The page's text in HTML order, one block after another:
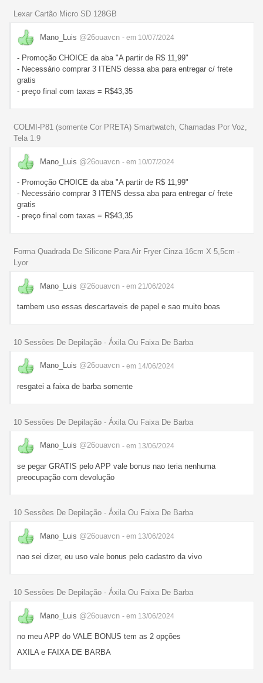
Lexar Cartão Micro SD 128GB
Mano_Luis @26ouavcn - em 10/07/2024
- Promoção CHOICE da aba "A partir de R$ 11,99"
- Necessário comprar 3 ITENS dessa aba para entregar c/ frete
gratis
- preço final com taxas = R$43,35
COLMI-P81 (somente Cor PRETA) Smartwatch, Chamadas Por Voz,
Tela 1.9
Mano_Luis @26ouavcn - em 10/07/2024
- Promoção CHOICE da aba "A partir de R$ 11,99"
- Necessário comprar 3 ITENS dessa aba para entregar c/ frete
gratis
- preço final com taxas = R$43,35
Forma Quadrada De Silicone Para Air Fryer Cinza 16cm X 5,5cm -
Lyor
Mano_Luis @26ouavcn - em 21/06/2024
tambem uso essas descartaveis de papel e sao muito boas
10 Sessões De Depilação - Áxila Ou Faixa De Barba
Mano_Luis @26ouavcn - em 14/06/2024
resgatei a faixa de barba somente
10 Sessões De Depilação - Áxila Ou Faixa De Barba
Mano_Luis @26ouavcn - em 13/06/2024
se pegar GRATIS pelo APP vale bonus nao teria nenhuma
preocupação com devolução
10 Sessões De Depilação - Áxila Ou Faixa De Barba
Mano_Luis @26ouavcn - em 13/06/2024
nao sei dizer, eu uso vale bonus pelo cadastro da vivo
10 Sessões De Depilação - Áxila Ou Faixa De Barba
Mano_Luis @26ouavcn - em 13/06/2024
no meu APP do VALE BONUS tem as 2 opções
AXILA e FAIXA DE BARBA